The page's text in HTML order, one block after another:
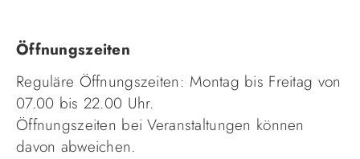
Öffnungszeiten
Reguläre Öffnungszeiten: Montag bis Freitag von
07.00 bis 22.00 Uhr.
Öffnungszeiten bei Veranstaltungen können
davon abweichen.